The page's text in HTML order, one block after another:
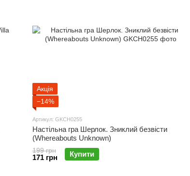
Акція
−14%
Артикул: GKCH0255
Настільна гра Шерлок. Зниклий безвісти
(Whereabouts Unknown)
199 грн
171 грн Купити